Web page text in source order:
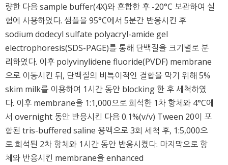
량한 다음 sample buffer(4X)와 혼합한 후 -20°C 보관하여 실
험에 사용하였다. 샘플을 95°C에서 5분간 반응시킨 후
sodium dodecyl sulfate polyacryl-amide gel
electrophoresis(SDS-PAGE)를 통해 단백질을 크기별로 분
리하였다. 이후 polyvinylidene fluoride(PVDF) membrane
으로 이동시킨 뒤, 단백질의 비특이적인 결합을 막기 위해 5%
skim milk를 이용하여 1시간 동안 blocking 한 후 세척하였
다. 이후 membrane을 1:1,000으로 희석한 1차 항체와 4°C에
서 overnight 동안 반응시킨 다음 0.1%(v/v) Tween 20이 포
함된 tris-buffered saline 용액으로 3회 세척 후, 1:5,000으
로 희석된 2차 항체와 1시간 동안 반응시켰다. 마지막으로 항
체와 반응시킨 membrane을 enhanced